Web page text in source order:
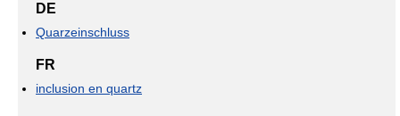
DE
Quarzeinschluss
FR
inclusion en quartz